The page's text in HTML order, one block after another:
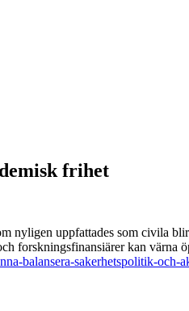
frihet
nyligen uppfattades som civila
forskningsfinansiärer kan värna
balansera-sakerhetspolitik-